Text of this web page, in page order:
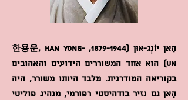
הַאן יוֹנְג-אוּן (1879-1944
, 한용운, Han Yong-
un) הוא אחד המשוררים הידועים והאהובים
בקוריאה המודרנית. מלבד היותו משורר, היה
הַאן גם נזיר בודהיסטי רפורמי, מנהיג פוליטי